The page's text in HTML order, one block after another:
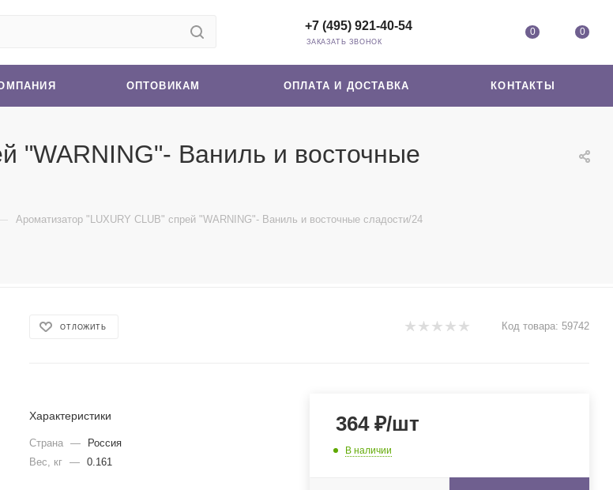
0 0
+7 (495) 921-40-54
ЗАКАЗАТЬ ЗВОНОК
ОПТОВИКАМ ОПЛАТА И ДОСТАВКА КОНТАКТЫ
"WARNING"- Ваниль и восточные
Ароматизатор "LUXURY CLUB" спрей "WARNING"- Ваниль и восточные сладости/24
ОТЛОЖИТЬ Код товара: 59742
Характеристики
Страна —
Россия
Вес, кг
— 0.161
364₽/шт
В наличии